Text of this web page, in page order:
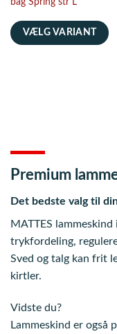
bag Spring str L
VÆLG VARIANT
vælges
på
varesiden
Premium
Det bedste valg til
MATTES
trykfordeling,
Sved og talg kan frit
kirtler.
Vidste du?
Lammeskind er også